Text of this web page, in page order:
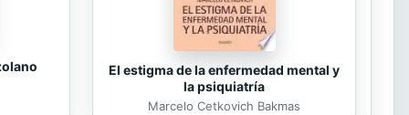
El estigma de la enfermedad mental y
la psiquiatría
Marcelo Cetkovich Bakmas